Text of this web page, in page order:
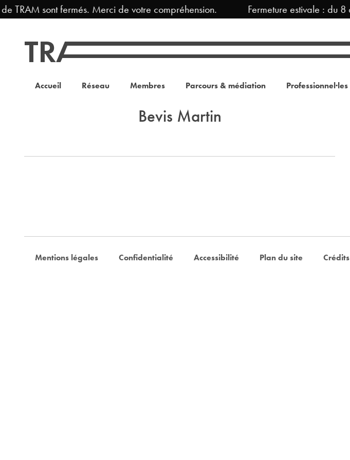
TRAM sont fermés. Merci de votre compréhension. Fermeture estivale : du
Accueil Réseau Membres Parcours & médiation Professionnel·les
Bevis Martin
Mentions légales Confidentialité Accessibilité Plan du site Crédits